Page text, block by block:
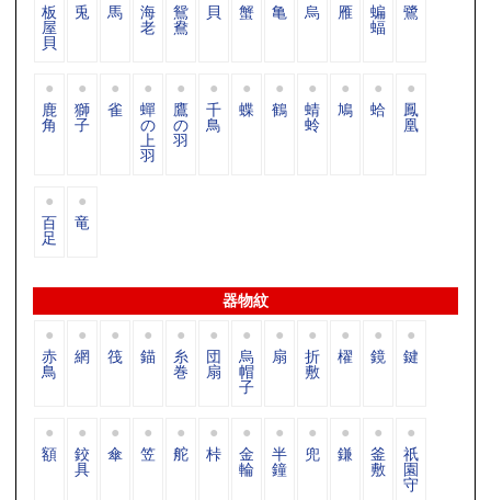
板
屋
貝
兎 馬 海
老
鴛
鴦
貝 蟹 亀 烏 雁 蝙
蝠
鷺
鹿
角
獅
子
雀 蟬
の
上
羽
鷹
の
羽
千
鳥
蝶 鶴 蜻
蛉
鳩 蛤 鳳
凰
百
足
竜
器物紋
赤
鳥
網 筏 錨 糸
巻
団
扇
烏
帽
子
扇 折
敷
櫂 鏡 鍵
額 鉸
具
傘 笠 舵 桛 金
輪
半
鐘
兜 鎌 釜
敷
祇
園
守